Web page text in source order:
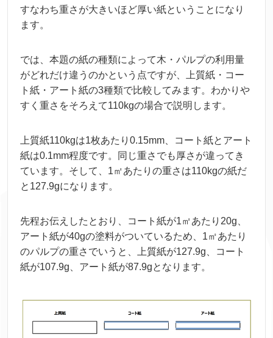
すなわち重さが大きいほど厚い紙ということになり
ます。
では、 本題の紙の種類によって木 ・パルプの利用量
がどれだけ違 うのかという 点ですが、 上質紙 ・コー
ト 紙 ・アート 紙の3種類で比較 してみます。わかりや
すく 重さをそろえて110kgの場合で説明 します。
上質紙110kgは1枚あたり0.15mm、コート 紙とアート
紙は0.1mm程度です。 同 じ重さでも 厚さが違ってき
ています。そして、1㎡あたりの重さは110kgの紙だ
と127.9gになります。
先程お伝えしたとおり、コート 紙が1㎡あたり20g、
アート 紙が40gの塗料がついているため、1㎡あたり
のパルプの重さでいうと、 上質紙が127.9g、コート
紙が107.9g、アート 紙が87.9gとなります。